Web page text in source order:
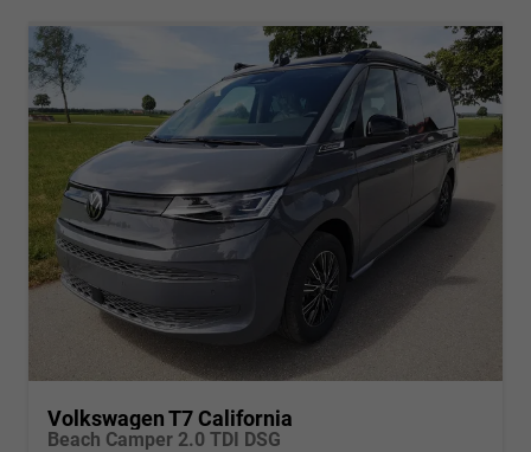
Volkswagen T7 California
Beach Camper 2.0 TDI DSG